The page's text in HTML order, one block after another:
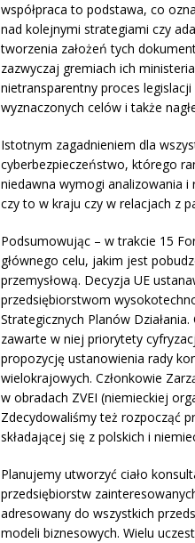
współpraca to podstawa, co
nad kolejnymi strategiami czy
tworzenia założeń tych
zazwyczaj gremiach ich
nietransparentny proces
wyznaczonych celów i także
Istotnym zagadnieniem dla
cyberbezpieczeństwo, którego
niedawna wymogi analizowania
czy to w kraju czy w relacjach z
Podsumowując – w trakcie 15
głównego celu, jakim jest
przemysłową. Decyzja UE
przedsiębiorstwom
Strategicznych Planów
zawarte w niej priorytety
propozycję ustanowienia rady
wielokrajowych. Członkowie
w obradach ZVEI (niemieckiej
Zdecydowaliśmy też rozpocząć
składającej się z polskich i
Planujemy utworzyć ciało
przedsiębiorstw
adresowany do wszystkich
modeli biznesowych. Wielu